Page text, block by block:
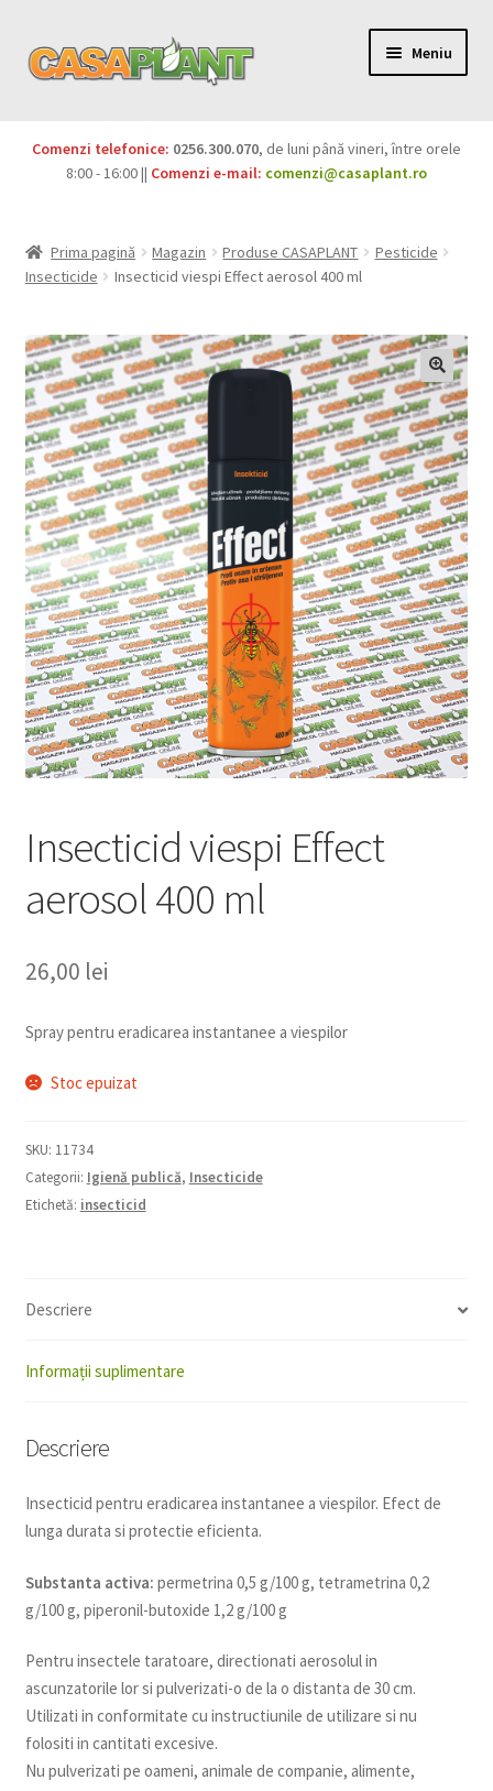
Meniu
Pesticide
copil
Produse BIO
Igienă publică
Casa și grădina
Extinde
meniul
copil
Sere și solarii
Extinde
meniul
copil
Comenzi telefonice: 0256.300.070, de luni până vineri, între orele
8:00 - 16:00 || Comenzi e-mail: comenzi@casaplant.ro
Prima pagină Magazin Produse CASAPLANT
Pesticide
Insecticide
Insecticid viespi Effect aerosol 400 ml
Insecticid viespi Effect
aerosol 400 ml
26,00 lei
Spray pentru eradicarea instantanee a viespilor
Stoc epuizat
SKU: 11734
Categorii: Igienă publică, Insecticide
Etichetă: insecticid
Descriere
Informații suplimentare
Descriere
Insecticid pentru eradicarea instantanee a viespilor. Efect de
lunga durata si protectie eficienta.
Substanta activa: permetrina 0,5 g/100 g, tetrametrina 0,2
g/100 g, piperonil-butoxide 1,2 g/100 g
Pentru insectele taratoare, directionati aerosolul in
ascunzatorile lor si pulverizati-o de la o distanta de 30 cm.
Utilizati in conformitate cu instructiunile de utilizare si nu
folositi in cantitati excesive.
Nu pulverizati pe oameni, animale de companie, alimente,